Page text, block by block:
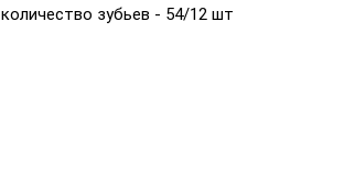
количество зубьев - 54/12 шт